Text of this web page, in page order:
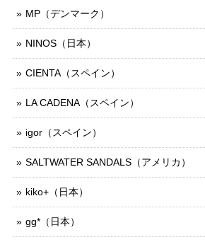
MP（デンマーク）
NINOS（日本）
CIENTA（スペイン）
LA CADENA（スペイン）
igor（スペイン）
SALTWATER SANDALS（アメリカ）
kiko+（日本）
gg*（日本）